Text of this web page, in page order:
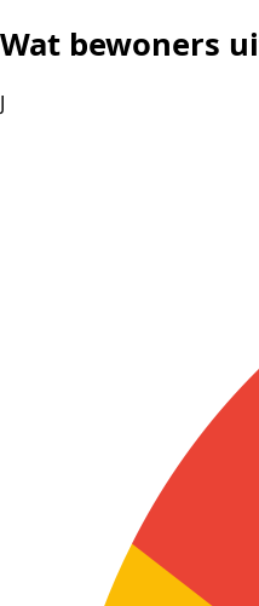
Wat bewoners
J